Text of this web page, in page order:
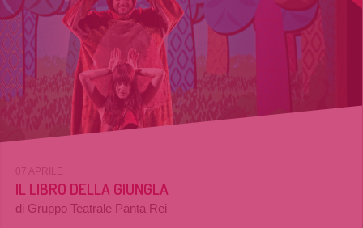
07 APRILE
IL LIBRO DELLA GIUNGLA
di Gruppo Teatrale Panta Rei